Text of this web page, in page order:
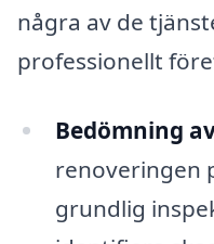
några av de
professionellt
Bedömning
renoveringen
grundlig